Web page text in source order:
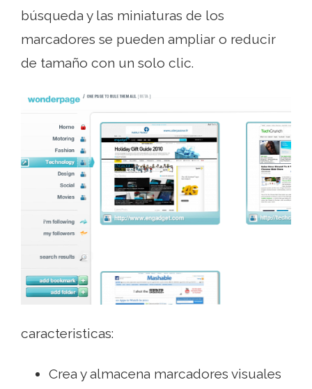
búsqueda y las miniaturas de los
marcadores se pueden ampliar o reducir
de tamaño con un solo clic.
caracteristicas:
Crea y almacena marcadores visuales